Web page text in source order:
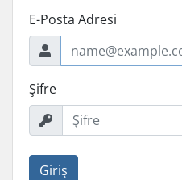
E-Posta Adresi
Şifre
Giriş